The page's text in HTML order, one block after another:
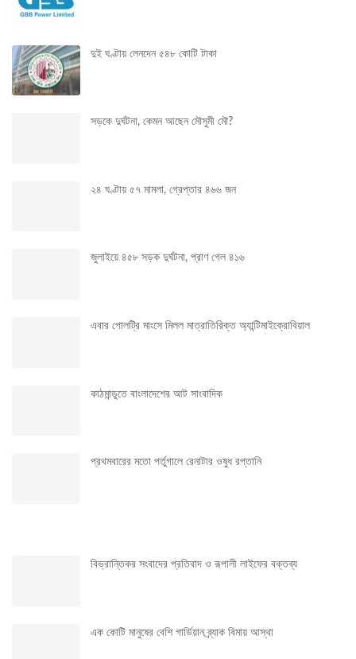
দুই ঘণ্টায় লেনদেন ৫৪৮ কোটি টাকা
সড়কে দুর্ঘটনা, কেমন আছেন মৌসুমী মৌ?
২৪ ঘণ্টায় ৫৭ মামলা, গ্রেপ্তার ৪৬৬ জন
জুলাইয়ে ৪৫৮ সড়ক দুর্ঘটনা, প্রাণ গেল ৪১৬
এবার পোলট্রি মাংসে মিলল মাত্রাতিরিক্ত অ্যান্টিমাইক্রোবিয়াল
কাঠমান্ডুতে বাংলাদেশের আট সাংবাদিক
প্রথমবারের মতো পর্তুগালে রেনাটার ওষুধ রপ্তানি
বিভ্রান্তিকর সংবাদের প্রতিবাদ ও রূপালী লাইফের বক্তব্য
এক কোটি মানুষের বেশি গার্ডিয়ান ব্র্যাক বিমায় আস্থা